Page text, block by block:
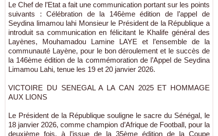
Le Chef de l’Etat a fait une communication portant sur les points
suivants : Célébration de la 146ème édition de l’appel de
Seydina limamou lahi Monsieur le Président de la République a
introduit sa communication en félicitant le Khalife général des
Layènes, Mouhamadou Lamine LAYE et l’ensemble de la
communauté Layène, pour le bon déroulement et le succès de
la 146ème édition de la commémoration de l’Appel de Seydina
Limamou Lahi, tenue les 19 et 20 janvier 2026.
VICTOIRE DU SENEGAL A LA CAN 2025 ET HOMMAGE
AUX LIONS
Le Président de la République souligne le sacre du Sénégal, le
18 janvier 2026, comme champion d’Afrique de Football, pour la
deuxième fois, à l’issue de la 35ème édition de la Coupe